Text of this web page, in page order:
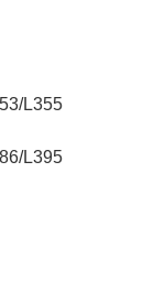
L355
L395